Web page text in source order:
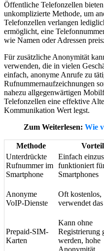
Öffentliche Telefonzellen
unkomplizierte Methode, um
Telefonzellen verlangen
ermöglicht, eine
wie Namen oder Adressen
Für zusätzliche Anonymität
verwenden, die in vielen
einfach, anonyme Anrufe zu
Rufnummernaufzeichnungen
nahezu allgegenwärtigen
Telefonzellen eine effektive
Kommunikation Wert legst.
Zum Weiterlesen: Wie
Methode
Unterdrückte
Rufnummer im
Smartphone
Einfach
funktioniert
Smartphones
Anonyme
VoIP-Dienste
Oft kostenlos,
verwendet
Prepaid-SIM-
Karten
Kann ohne
Registrierung
werden, hohe